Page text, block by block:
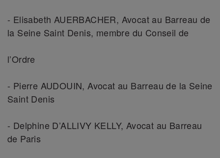
- Elisabeth AUERBACHER, Avocat au Barreau de
la Seine Saint Denis, membre du Conseil de
l’Ordre
- Pierre AUDOUIN, Avocat au Barreau de la Seine
Saint Denis
- Delphine D’ALLIVY KELLY, Avocat au Barreau
de Paris